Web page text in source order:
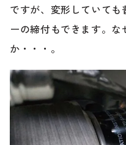
ですが、変形していて
ーの締付もできます。
か・・・。